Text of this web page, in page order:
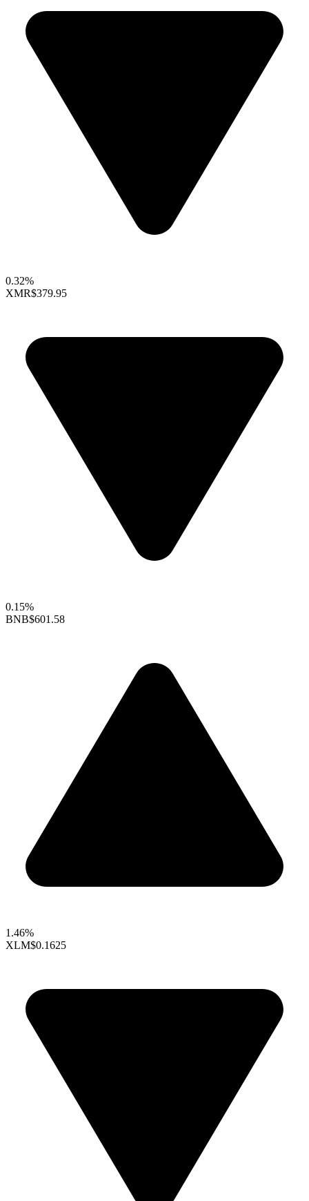
0.32%
XMR$379.95
0.15%
BNB$601.58
1.46%
XLM$0.1625